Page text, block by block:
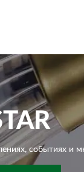
событиях и